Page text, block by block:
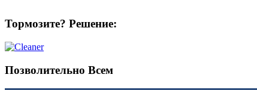
Тормозите? Решение:
Позволительно Всем